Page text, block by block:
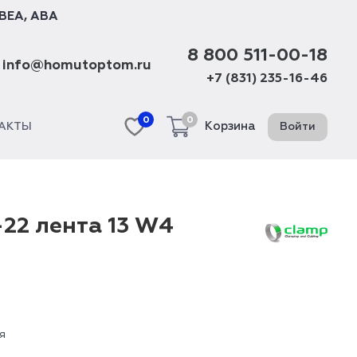
, ABA
info@homutoptom.ru
8 800 511-00-18
+7 (831) 235-16-46
0 0
Корзина Войти
лента 13 W4